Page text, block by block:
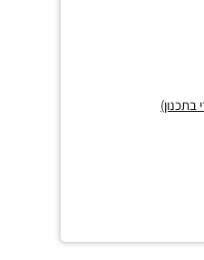
בתכנון)